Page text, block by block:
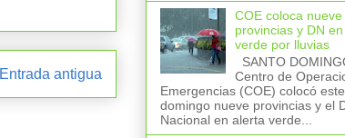
Entrada antigua
COE coloca nueve
provincias y DN
verde por lluvias
SANTO
Centro de
Emergencias (COE) colocó este
domingo nueve provincias y el
Nacional en alerta verde...